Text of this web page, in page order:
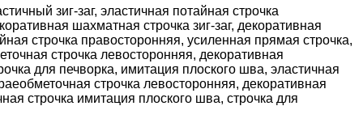
зиг-заг, эластичная потайная строчка
шахматная строчка зиг-заг, декоративная
строчка правосторонняя, усиленная прямая строчка,
строчка левосторонняя, декоративная
для печворка, имитация плоского шва, эластичная
строчка левосторонняя, декоративная
строчка имитация плоского шва, строчка для